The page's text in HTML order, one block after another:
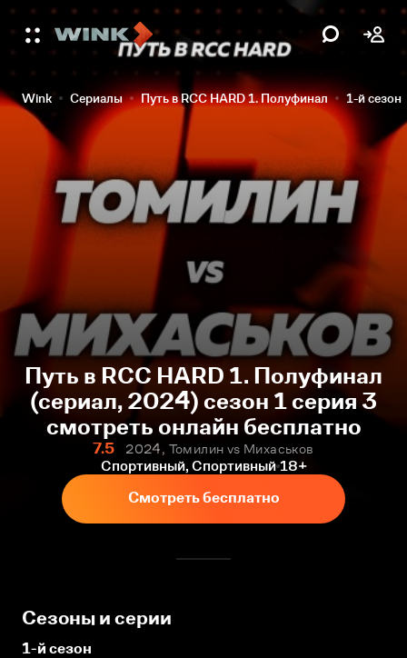
Wink Сериалы Путь в RCC HARD 1. Полуфинал 1-й сезон
Путь в RCC HARD 1. Полуфинал
(сериал, 2024) сезон 1 серия 3
смотреть онлайн бесплатно
7.5
2024, Томилин vs Михаськов
Спортивный, Спортивный 18+
Смотреть бесплатно
Сезоны и серии
1-й сезон